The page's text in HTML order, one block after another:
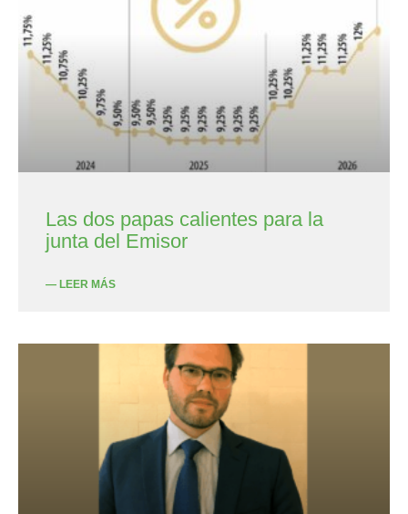
Las dos papas calientes para la
junta del Emisor
— LEER MÁS